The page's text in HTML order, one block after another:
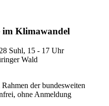
Klimawandel
Suhl, 15 - 17 Uhr
Wald
der bundesweiten
ohne Anmeldung